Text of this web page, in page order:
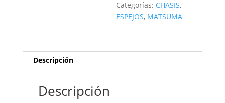
Categorías: CHASIS,
ESPEJOS, MATSUMA
Descripción
Descripción